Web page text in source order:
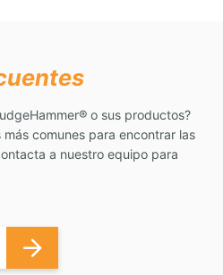
o sus productos?
comunes para encontrar las
a nuestro equipo para